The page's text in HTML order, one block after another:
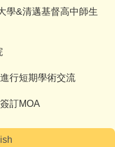
學&清邁基督高中師生
行短期學術交流
訂MOA